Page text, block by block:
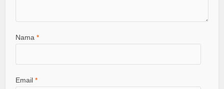
Nama*
Email*